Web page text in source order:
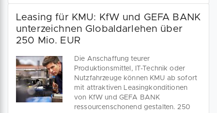
Leasing für KMU: KfW und GEFA BANK
unterzeichnen Globaldarlehen über
250 Mio. EUR
Die Anschaffung teurer
Produktionsmittel, IT-Technik oder
Nutzfahrzeuge können KMU ab sofort
mit attraktiven Leasingkonditionen
von KfW und GEFA BANK
ressourcenschonend gestalten. 250